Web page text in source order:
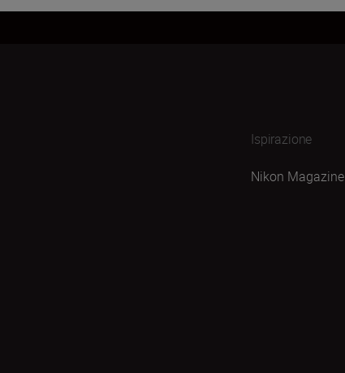
Ispirazione
Nikon Magazine